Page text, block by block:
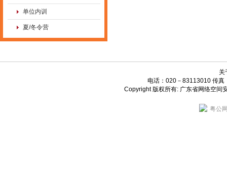
单位内训
夏/冬令营
关
电话：020－83113010 传
Copyright 版权所有: 广东省网络空
粤公